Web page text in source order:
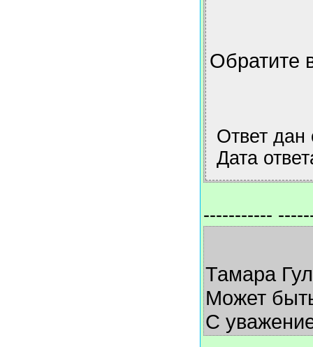
Обратите
Ответ дан
Дата
-----------
Тамара
Может
С